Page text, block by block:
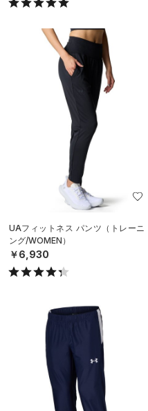
UAフィットネス パンツ（トレーニ
ング/WOMEN）
￥6,930